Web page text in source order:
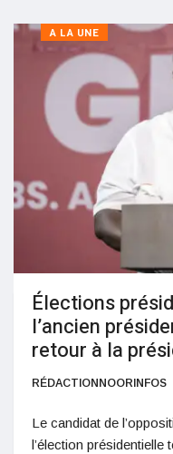
A LA UNE
Élections
l’ancien
retour à la
RÉDACTIONNOORINFOS
Le candidat de
l’élection